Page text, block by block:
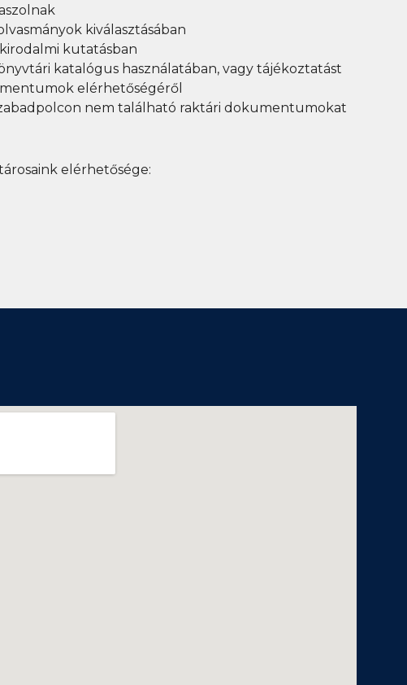
kiválasztásában
kutatásban
katalógus használatában, vagy tájékoztatást
elérhetőségéről
nem található raktári dokumentumokat
elérhetősége: